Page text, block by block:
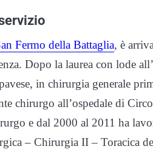
Fermo della Battaglia, è
Dopo la laurea con lode
in chirurgia generale
chirurgo all’ospedale di
e dal 2000 al 2011 ha
– Chirurgia II – Toracica